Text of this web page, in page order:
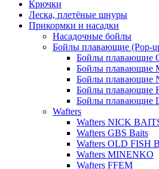
Крючки
Леска, плетёные шнуры
Прикормки и насадки
Насадочные бойлы
Бойлы плавающие (Pop-
Бойлы плавающие
Бойлы плавающие
Бойлы плавающие
Бойлы плавающие
Бойлы плавающие
Wafters
Wafters NICK
Wafters GBS Baits
Wafters OLD FISH
Wafters MINENKO
Wafters FFEM